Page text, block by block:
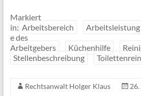
Markiert
in: Arbeitsbereich Arbeitsleistung
e des
Arbeitgebers
Küchenhilfe
Stellenbeschreibung
Rechtsanwalt Holger Klaus